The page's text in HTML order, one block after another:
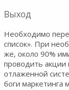
Выход
Необходимо
список». При
же, около 90%
проводить
отлаженной
боги маркетинга